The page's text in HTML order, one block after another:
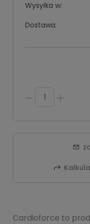
Wysyłka w:
Dostawa:
Cardioforce to